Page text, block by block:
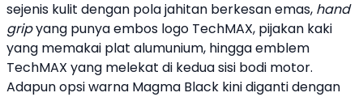
sejenis kulit dengan pola jahitan berkesan emas, hand
gripyang punya embos logo TechMAX, pijakan kaki
yang memakai plat alumunium, hingga emblem
TechMAX yang melekat di kedua sisi bodi motor.
Adapun opsi warna Magma Black kini diganti dengan